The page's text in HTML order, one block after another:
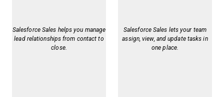
Salesforce Sales helps you manage
lead relationships from contact to
close.
Salesforce Sales lets your team
assign, view, and update tasks in
one place.